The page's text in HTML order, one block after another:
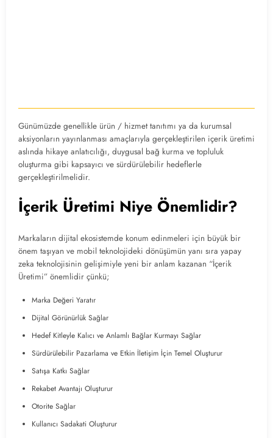
Günümüzde genellikle ürün / hizmet tanıtımı ya da kurumsal
aksiyonların yayınlanması amaçlarıyla gerçekleştirilen içerik üretimi
aslında hikaye anlatıcılığı, duygusal bağ kurma ve topluluk
oluşturma gibi kapsayıcı ve sürdürülebilir hedeflerle
gerçekleştirilmelidir.
İçerik Üretimi Niye Önemlidir?
Markaların dijital ekosistemde konum edinmeleri için büyük bir
önem taşıyan ve mobil teknolojideki dönüşümün yanı sıra yapay
zeka teknolojisinin gelişimiyle yeni bir anlam kazanan “İçerik
Üretimi” önemlidir çünkü;
Marka Değeri Yaratır
Dijital Görünürlük Sağlar
Hedef Kitleyle Kalıcı ve Anlamlı Bağlar Kurmayı Sağlar
Sürdürülebilir Pazarlama ve Etkin İletişim İçin Temel Oluşturur
Satışa Katkı Sağlar
Rekabet Avantajı Oluşturur
Otorite Sağlar
Kullanıcı Sadakati Oluşturur